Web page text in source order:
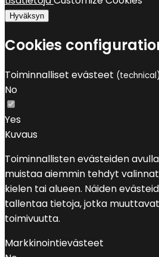
Hyväksyn
Cookies
Toiminnalliset evästeet (technical)
No
Yes
Kuvaus
Toiminnallisten evästeiden
muistaa aiemmin tehdyt
kielen tai alueen. Näiden
tallentaa tietoja, jotka
toimivuutta.
Markkinointievästeet